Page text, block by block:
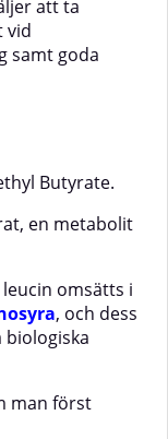
att ta
vid
samt goda
Butyrate.
en metabolit
omsätts i
, och dess
man först